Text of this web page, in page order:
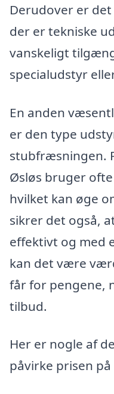
Derudover er
der er tekniske
vanskeligt
specialudstyr
En anden
er den type
stubfræsningen.
Øsløs bruger
hvilket kan øge
sikrer det også,
effektivt og med
kan det være
får for pengene,
tilbud.
Her er nogle af
påvirke prisen